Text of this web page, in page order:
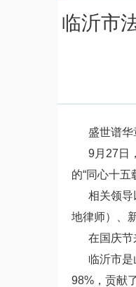
临沂市
盛世谱华
9月27日，
的“同心十
相关领导
地律师）、
在国庆节
临沂市是
98%，贡献